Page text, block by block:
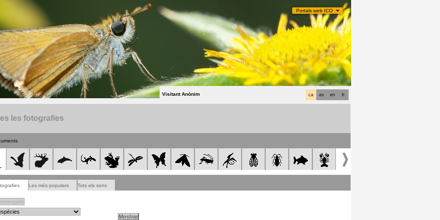
Portals web ICO
fr
en
es
ca
Visitant Anònim
les fotografies
Les més populars Tots els sons